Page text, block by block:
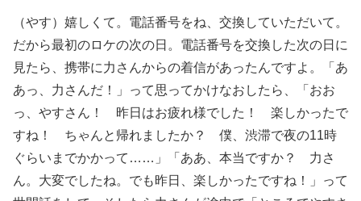
（やす）嬉しくて。電話番号をね、交換していただいて。
だから最初のロケの次の日。電話番号を交換した次の日に
見たら、携帯に力さんからの着信があったんですよ。「あ
あっ、力さんだ！」って思ってかけなおしたら、「おお
っ、やすさん！ 昨日はお疲れ様でした！ 楽しかったで
すね！ ちゃんと帰れましたか？ 僕、渋滞で夜の11時
ぐらいまでかかって……」「ああ、本当ですか？ 力さ
ん。大変でしたね。でも昨日、楽しかったですね！」って